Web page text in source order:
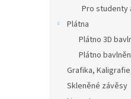
Pro studenty
Plátna
Plátno 3D
Plátno
Grafika,
Skleněné závěsy